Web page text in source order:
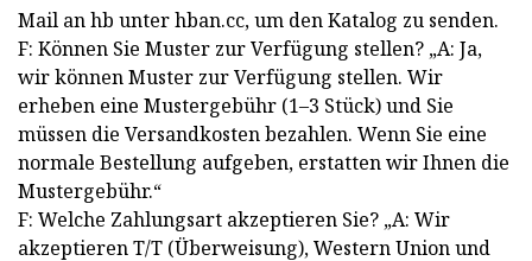
Mail an hb unter hban.cc, um den Katalog zu senden.
F: Können Sie Muster zur Verfügung stellen? „A: Ja,
wir können Muster zur Verfügung stellen. Wir
erheben eine Mustergebühr (1–3 Stück) und Sie
müssen die Versandkosten bezahlen. Wenn Sie eine
normale Bestellung aufgeben, erstatten wir Ihnen die
Mustergebühr.“
F: Welche Zahlungsart akzeptieren Sie? „A: Wir
akzeptieren T/T (Überweisung), Western Union und